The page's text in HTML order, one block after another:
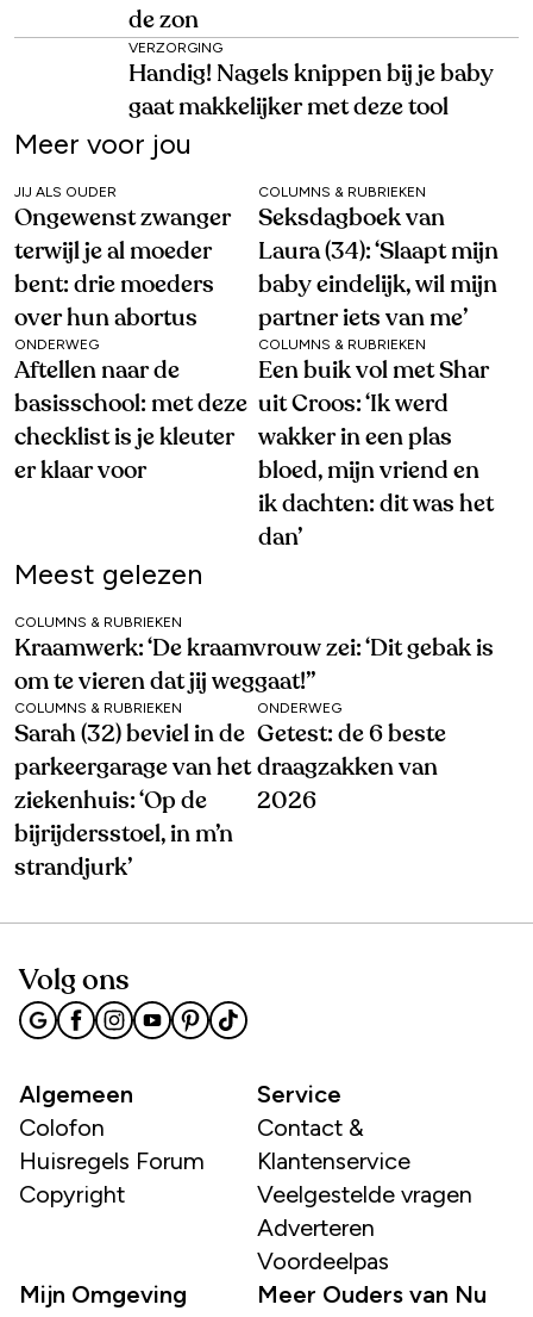
de zon
VERZORGING
Handig! Nagels knippen bij je baby
gaat makkelijker met deze tool
Meer voor jou
JIJ ALS OUDER
Ongewenst zwanger
terwijl je al moeder
bent: drie moeders
over hun abortus
COLUMNS & RUBRIEKEN
Seksdagboek van
Laura (34): ‘Slaapt mijn
baby eindelijk, wil mijn
partner iets van me’
ONDERWEG
Aftellen naar de
basisschool: met deze
checklist is je kleuter
er klaar voor
COLUMNS & RUBRIEKEN
Een buik vol met Shar
uit Croos: ‘Ik werd
wakker in een plas
bloed, mijn vriend en
ik dachten: dit was het
dan’
Meest gelezen
COLUMNS & RUBRIEKEN
Kraamwerk: ‘De kraamvrouw zei: ‘Dit gebak is
om te vieren dat jij weggaat!’’
COLUMNS & RUBRIEKEN
Sarah (32) beviel in de
parkeergarage van het
ziekenhuis: ‘Op de
bijrijdersstoel, in m’n
strandjurk’
ONDERWEG
Getest: de 6 beste
draagzakken van
2026
Volg ons
Algemeen
Colofon
Huisregels Forum
Copyright
Service
Contact &
Klantenservice
Veelgestelde vragen
Adverteren
Voordeelpas
Mijn Omgeving
Meer Ouders van Nu